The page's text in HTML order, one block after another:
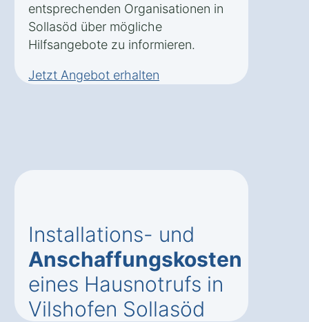
entsprechenden Organisationen in
Sollasöd über mögliche
Hilfsangebote zu informieren.
Jetzt Angebot erhalten
Installations- und
Anschaffungskosten
eines Hausnotrufs in
Vilshofen Sollasöd